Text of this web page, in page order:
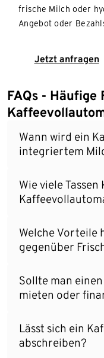
frische Milch oder
Angebot oder
Jetzt anfragen
FAQs - Häufige
Wann wird ein
integriertem
Wie viele
Welche Vorteile
gegenüber
Sollte man
mieten oder
Lässt sich ein
abschreiben?